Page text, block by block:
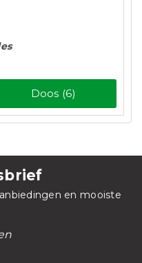
Doos (6)
en mooiste